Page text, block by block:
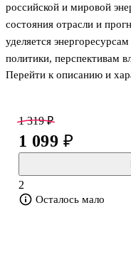
российской и мировой
состояния отрасли и
уделяется
политики, перспективам
энергетическом
планеты, в том числе и с
технологий.
Перейти к описанию и
1 319 ₽
1 099 ₽
2
Осталось мало